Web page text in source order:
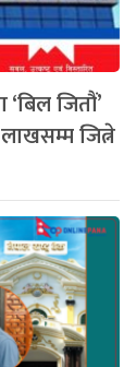
जितौं’
जित्ने